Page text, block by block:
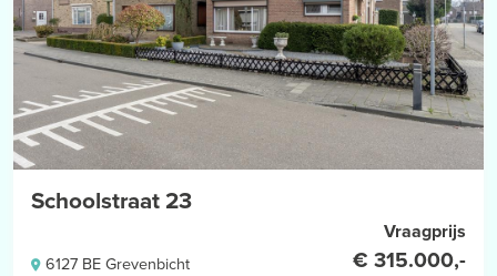
Schoolstraat 23
6127 BE Grevenbicht
Vraagprijs
€ 315.000,-